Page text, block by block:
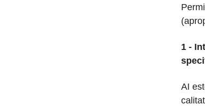
1 -
AI